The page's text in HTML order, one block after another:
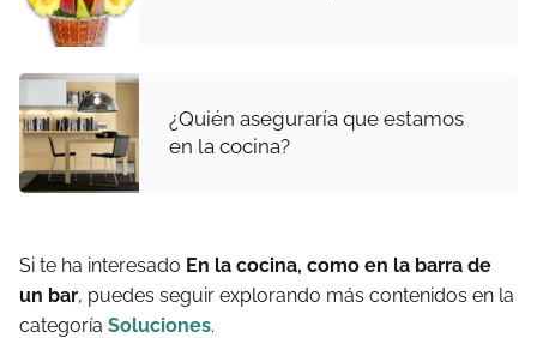
¿Quién aseguraría que estamos
en la cocina?
Si te ha interesado En la cocina, como en la barra de
un bar, puedes seguir explorando más contenidos en la
categoría Soluciones.